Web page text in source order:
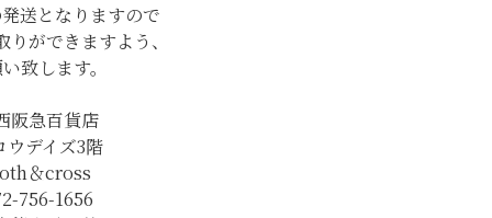
送となりますので
ができますよう、
致します。
阪急百貨店
ウデイズ3階
＆cross
756-1656